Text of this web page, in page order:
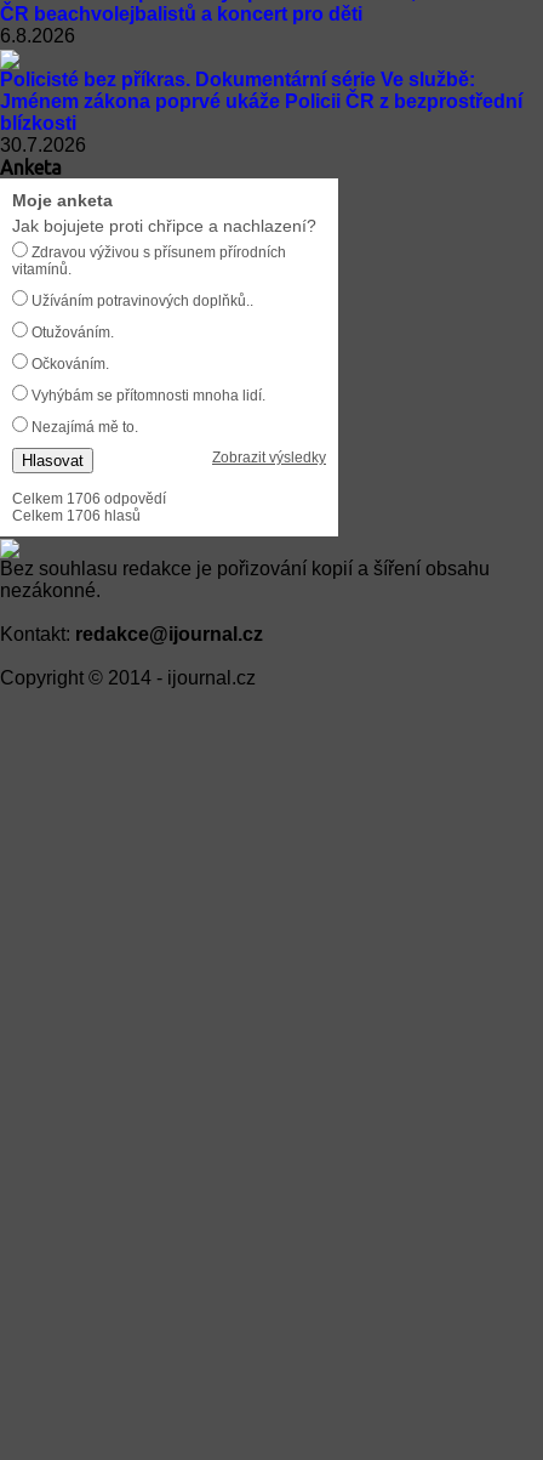
ČR beachvolejbalistů a koncert pro děti
6.8.2026
Policisté bez příkras. Dokumentární série Ve službě:
Jménem zákona poprvé ukáže Policii ČR z bezprostřední
blízkosti
30.7.2026
Anketa
Moje anketa
Jak bojujete proti chřipce a nachlazení?
Zdravou výživou s přísunem přírodních
vitamínů.
Užíváním potravinových doplňků..
Otužováním.
Očkováním.
Vyhýbám se přítomnosti mnoha lidí.
Nezajímá mě to.
Hlasovat Zobrazit výsledky
Celkem 1706 odpovědí
Celkem 1706 hlasů
Bez souhlasu redakce je pořizování kopií a šíření obsahu
nezákonné.
Kontakt: redakce@ijournal.cz
Copyright © 2014 - ijournal.cz